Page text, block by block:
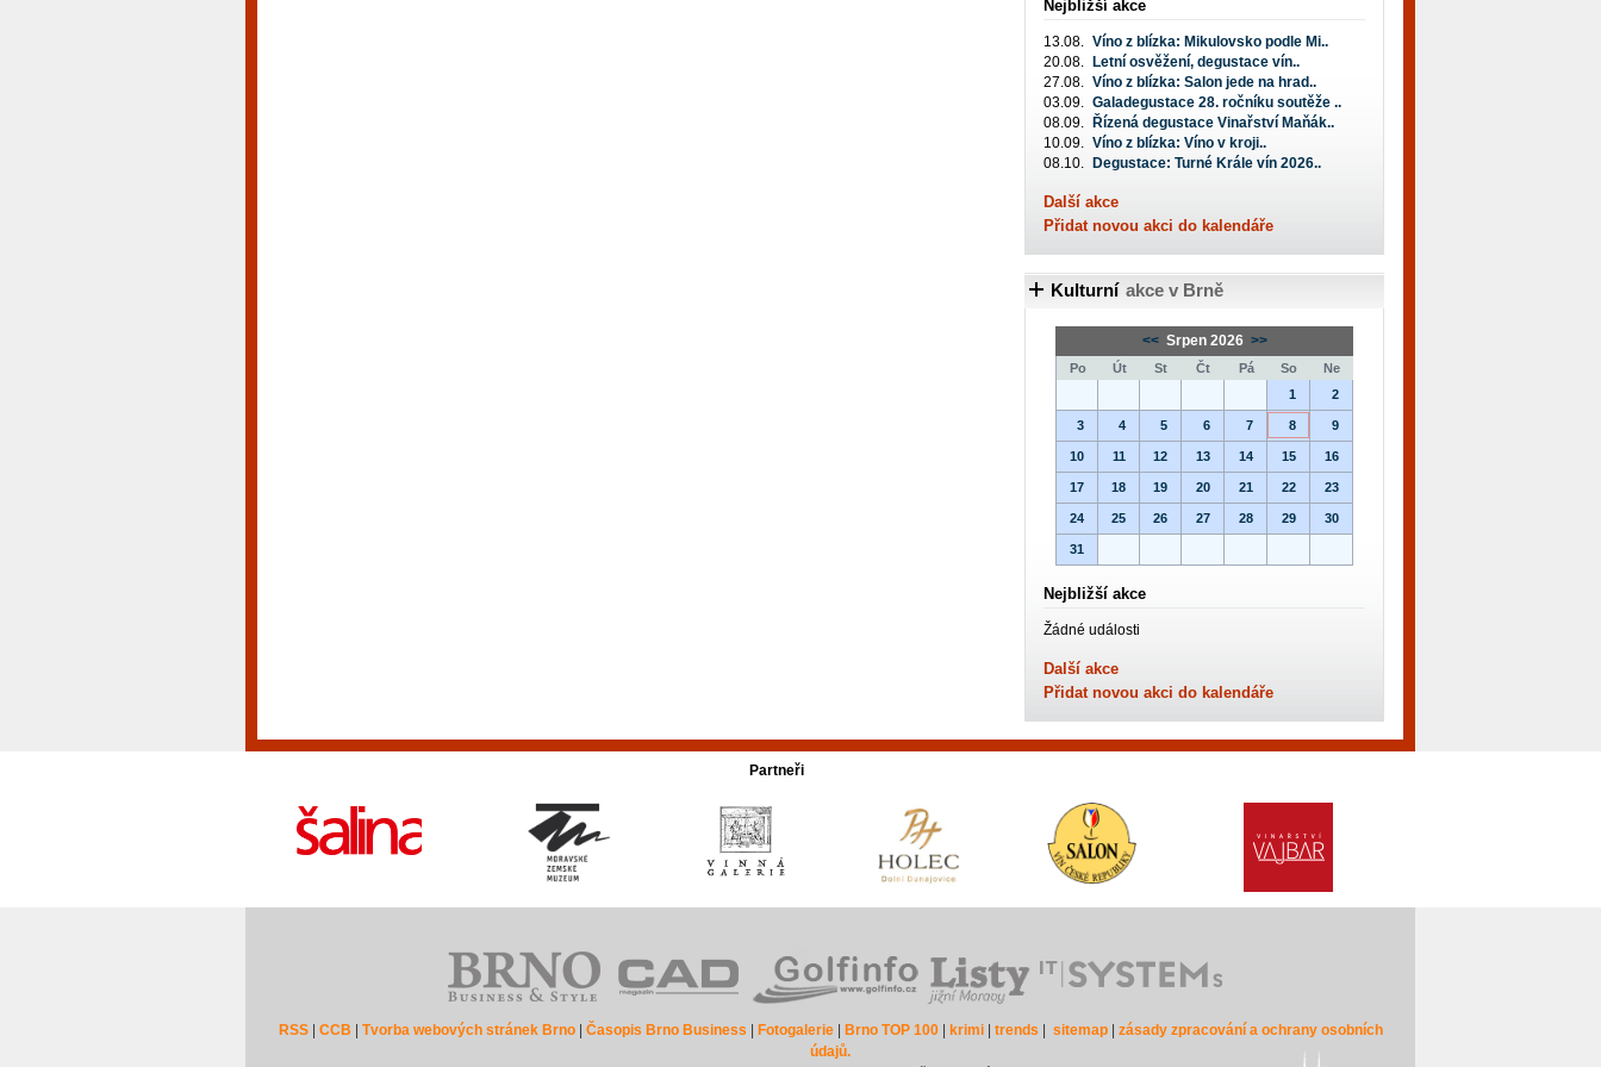
Nejbližší akce
13.08. Víno z blízka: Mikulovsko podle Mi..
20.08.
Letní osvěžení, degustace vín..
27.08. Víno z blízka: Salon jede na hrad..
03.09. Galadegustace 28. ročníku soutěže ..
08.09.
Řízená degustace Vinařství Maňák..
10.09. Víno z blízka: Víno v kroji..
08.10.
Degustace: Turné Krále vín 2026..
Další akce
Přidat novou akci do kalendáře
Kulturní akce v Brně
<< Srpen 2026 >>
Po Út St Čt Pá So
Ne
1
2
3 4 5 6 7 8 9
10 11 12 13 14 15 16
17 18 19 20 21 22 23
24 25 26 27 28 29 30
31
Nejbližší akce
Žádné události
Další akce
Přidat novou akci do kalendáře
Partneři
RSS| CCB Tvorba webových stránek Brno| Časopis Brno Business Fotogalerie| Brno TOP 100| krimi| trends sitemap| zásady zpracování a ochrany osobních
údajů.